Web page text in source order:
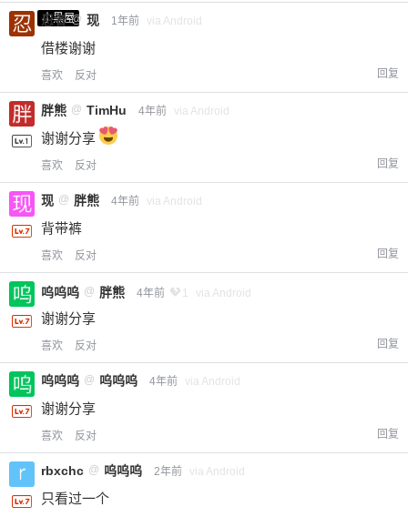
小黑屋
忍者 @ 现 1年前 via Android
借楼谢谢
喜欢 反对 回复
胖熊 @ TimHu 4年前 via Android
谢谢分享
喜欢 反对 回复
现 @ 胖熊 4年前 via Android
背带裤
喜欢 反对 回复
呜呜呜 @ 胖熊 4年前 1 via Android
谢谢分享
喜欢 反对 回复
呜呜呜 @ 呜呜呜 4年前 via Android
谢谢分享
喜欢 反对 回复
rbxchc @ 呜呜呜 2年前 via Android
只看过一个